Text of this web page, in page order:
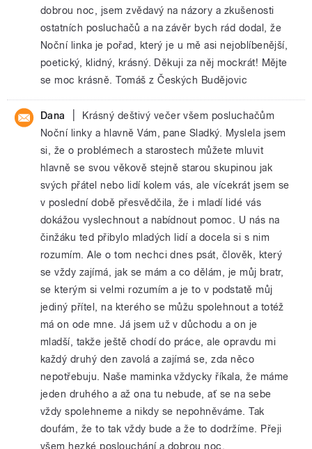
dobrou noc, jsem zvědavý na názory a zkušenosti
ostatních posluchačů a na závěr bych rád dodal, že
Noční linka je pořad, který je u mě asi nejoblíbenější,
poetický, klidný, krásný. Děkuji za něj mockrát! Mějte
se moc krásně. Tomáš z Českých Budějovic
Dana
Krásný deštivý večer všem posluchačům
Noční linky a hlavně Vám, pane Sladký. Myslela jsem
si, že o problémech a starostech můžete mluvit
hlavně se svou věkově stejně starou skupinou jak
svých přátel nebo lidí kolem vás, ale vícekrát jsem se
v poslední době přesvědčila, že i mladí lidé vás
dokážou vyslechnout a nabídnout pomoc. U nás na
činžáku ted přibylo mladých lidí a docela si s nim
rozumím. Ale o tom nechci dnes psát, člověk, který
se vždy zajímá, jak se mám a co dělám, je můj bratr,
se kterým si velmi rozumím a je to v podstatě můj
jediný přítel, na kterého se můžu spolehnout a totéž
má on ode mne. Já jsem už v důchodu a on je
mladší, takže ještě chodí do práce, ale opravdu mi
každý druhý den zavolá a zajímá se, zda něco
nepotřebuju. Naše maminka vždycky říkala, že máme
jeden druhého a až ona tu nebude, ať se na sebe
vždy spolehneme a nikdy se nepohněváme. Tak
doufám, že to tak vždy bude a že to dodržíme. Přeji
všem hezké poslouchání a dobrou noc.